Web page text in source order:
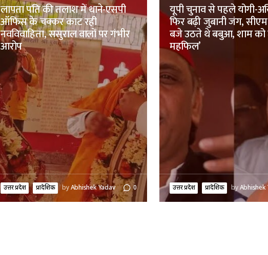
लापता पति की तलाश में थाने-एसपी
ऑफिस के चक्कर काट रही
नवविवाहिता, ससुराल वालों पर गंभीर
आरोप
उत्तर प्रदेश प्रादेशिक byAbhishek Yadav 0
यूपी चुनाव से पहले योगी-
फिर बढ़ी जुबानी जंग, सीएम
बजे उठते थे बबुआ, शाम को
महफिल’
उत्तर प्रदेश प्रादेशिक byAbhishek